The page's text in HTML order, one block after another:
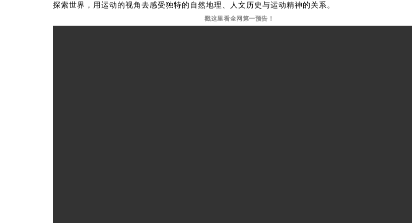
探索世界，用运动的视角去感受独特的自然地理、人文历史与运动精神的关系。
戳这里看全网第一预告！